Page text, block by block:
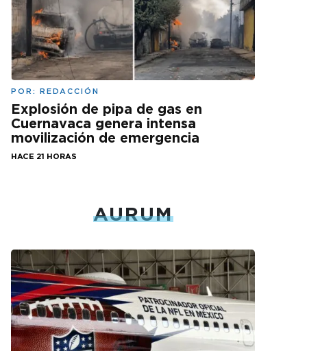
POR: REDACCIÓN
Explosión de pipa de gas en
Cuernavaca genera intensa
movilización de emergencia
HACE 21 HORAS
AURUM